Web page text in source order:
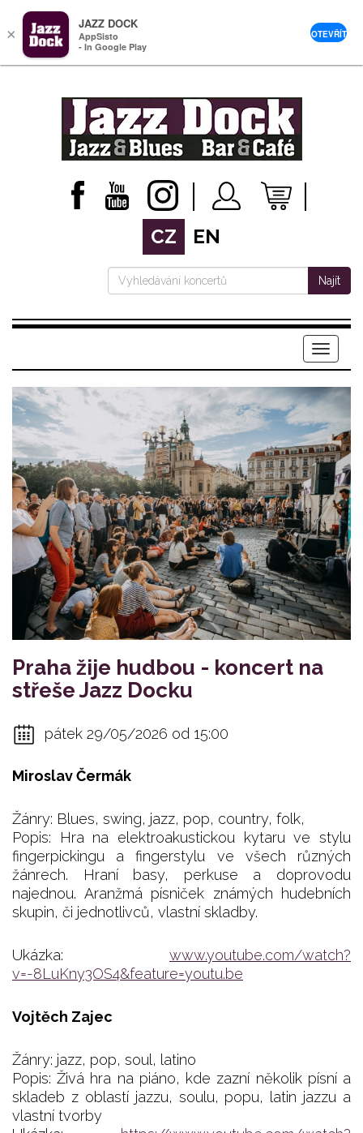
CZ EN
Najít
Menu
Praha žije hudbou - koncert na
střeše Jazz Docku
pátek 29/05/2026 od 15:00
Miroslav Čermák
Žánry: Blues, swing, jazz, pop, country, folk,
Popis: Hra na elektroakustickou kytaru ve stylu
fingerpickingu a fingerstylu ve všech různých
žánrech. Hraní basy, perkuse a doprovodu
najednou. Aranžmá písniček známých hudebních
skupin, či jednotlivců, vlastní skladby.
Ukázka: www.youtube.com/watch?
v=-8LuKny3OS4&feature=youtu.be
Vojtěch Zajec
Žánry: jazz, pop, soul, latino
Popis: Živá hra na piáno, kde zazní několik písní a
skladeb z oblastí jazzu, soulu, popu, latin jazzu a
vlastní tvorby
×
JAZZ DOCK
AppSisto
- In Google Play
OTEVŘÍT